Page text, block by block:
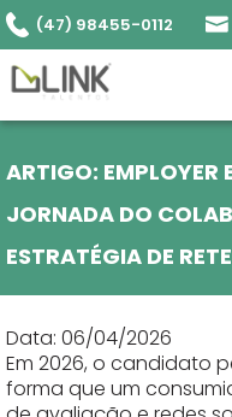
(47) 98455-0112
ARTIGO: EMPLOYER
JORNADA DO
ESTRATÉGIA DE
Data: 06/04/2026
Em 2026, o candidato
forma que um